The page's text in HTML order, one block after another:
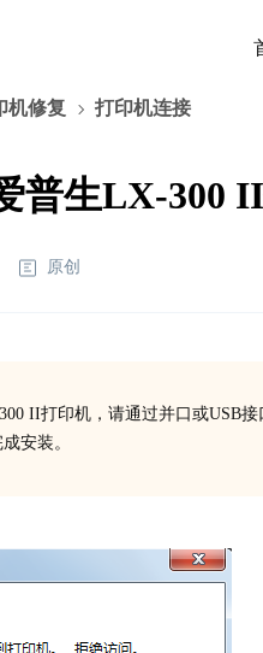
机修复 打印机连接
普生LX-300
原创
II打印机，请通过并口或USB
安装。